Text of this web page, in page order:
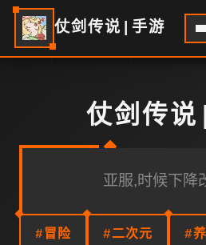
仗剑传说|手游
仗剑传
亚服,时候下降
#冒险 #二次元 #